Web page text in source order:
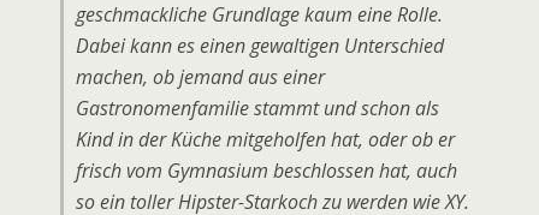
geschmackliche Grundlage kaum eine Rolle.
Dabei kann es einen gewaltigen Unterschied
machen, ob jemand aus einer
Gastronomenfamilie stammt und schon als
Kind in der Küche mitgeholfen hat, oder ob er
frisch vom Gymnasium beschlossen hat, auch
so ein toller Hipster-Starkoch zu werden wie XY.